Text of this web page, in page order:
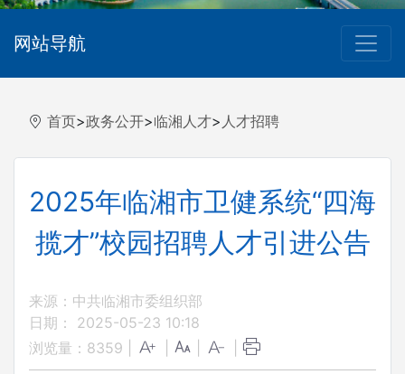
网站导航
首页>政务公开>临湘人才> 人才招聘
2025年临湘市卫健系统“四海
揽才”校园招聘人才引进公告
来源：中共临湘市委组织部
日期： 2025-05-23 10:18
浏览量： 8359